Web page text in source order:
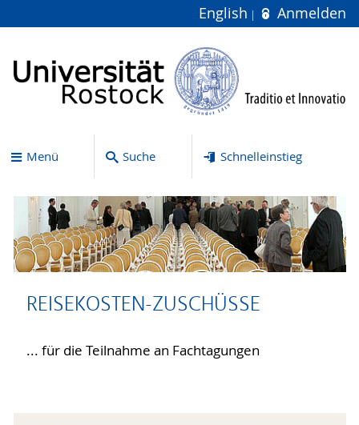
English Anmelden
Menü Suche Schnelleinstieg
REISEKOSTEN-ZUSCHÜSSE
... für die Teilnahme an Fachtagungen